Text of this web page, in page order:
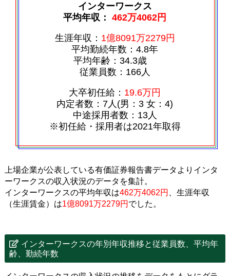
インターワークス
平均年収：462万4062円
生涯年収： 1億8091万2279円
平均勤続年数：4.8年
平均年齢：34.3歳
従業員数：166人
大卒初任給： 19.6万円
内定者数：7人(男：3 女：4)
中途採用者数：13人
※初任給・採用者は2021年取得
上場企業が公表している有価証券報告書データよりインタ
ーワークスの収入状況のデータを集計。
インターワークスの平均年収は462万4062円
、生涯年収
（生涯賃金）は1億8091万2279円 でした。
インターワークスの年別年収推移と従業員数、平均年
齢、勤続年数